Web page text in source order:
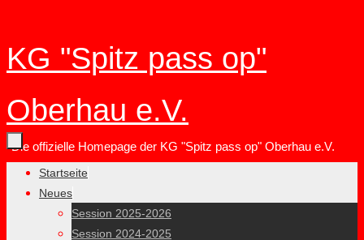
Inhalt
KG "Spitz pass op"
Oberhau e.V.
Die offizielle Homepage der KG "Spitz pass op" Oberhau e.V.
Zum
Inhalt
Startseite
Neues
Session 2025-2026
Session 2024-2025